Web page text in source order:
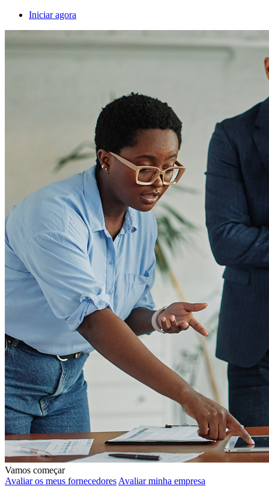
Iniciar agora
Vamos começar
Avaliar os meus fornecedores Avaliar minha empresa